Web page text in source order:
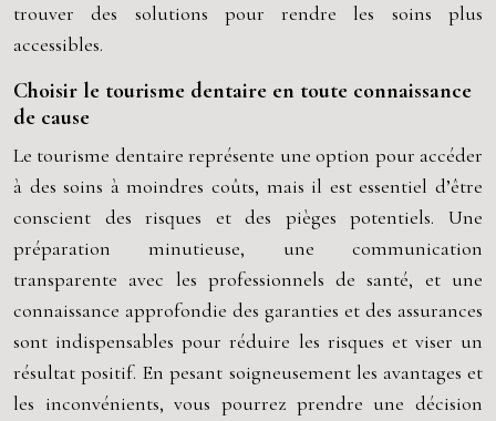
trouver des solutions pour rendre les soins plus
accessibles.
Choisir le tourisme dentaire en toute connaissance
de cause
Le tourisme dentaire représente une option pour accéder
à des soins à moindres coûts, mais il est essentiel d’être
conscient des risques et des pièges potentiels. Une
préparation minutieuse, une communication
transparente avec les professionnels de santé, et une
connaissance approfondie des garanties et des assurances
sont indispensables pour réduire les risques et viser un
résultat positif. En pesant soigneusement les avantages et
les inconvénients, vous pourrez prendre une décision